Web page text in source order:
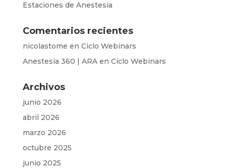
Estaciones de Anestesia
Comentarios recientes
nicolastome en Ciclo Webinars
Anestesia 360 | ARAen Ciclo Webinars
Archivos
junio 2026
abril 2026
marzo 2026
octubre 2025
junio 2025